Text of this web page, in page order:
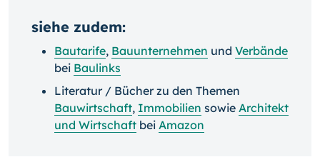
siehe zudem:
Bautarife, Bauunternehmen und Verbände
bei Baulinks
Literatur / Bücher zu den Themen
Bauwirtschaft, Immobilien sowie Architekt
und Wirtschaft bei Amazon